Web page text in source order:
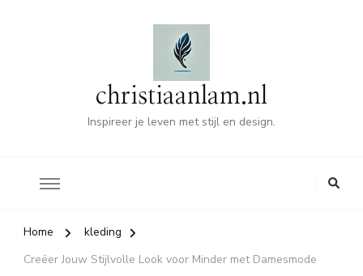
christiaanlam.nl
Inspireer je leven met stijl en design.
Home
kleding
Creëer Jouw Stijlvolle Look voor Minder met Damesmode